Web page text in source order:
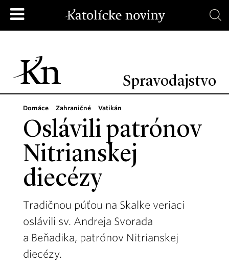
Spravodajstvo
Domáce Zahraničné Vatikán
Oslávili patrónov
Nitrianskej
diecézy
Tradičnou púťou na Skalke veriaci
oslávili sv. Andreja Svorada
a Beňadika, patrónov Nitrianskej
diecézy.